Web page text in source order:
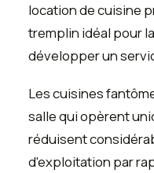
location de cuisine
tremplin idéal pour
développer un
Les cuisines
salle qui opèrent
réduisent
d'exploitation par